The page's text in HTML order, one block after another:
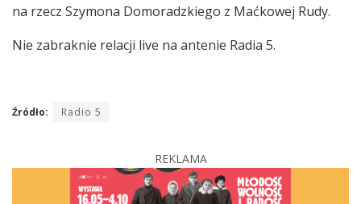
na rzecz Szymona Domoradzkiego z Maćkowej Rudy.
Nie zabraknie relacji live na antenie Radia 5.
Źródło: Radio 5
REKLAMA